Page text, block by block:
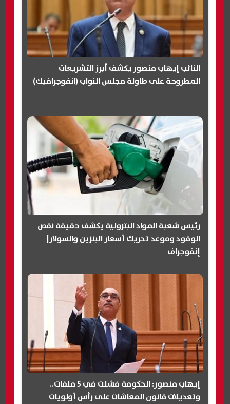
النائب إيهاب منصور يكشف أبرز التشريعات
المطروحة على طاولة مجلس النواب (انفوجرافيك)
رئيس شعبة المواد البترولية يكشف حقيقة نقص
الوقود وموعد تحريك أسعار البنزين والسولار|
إنفوجراف
إيهاب منصور: الحكومة فشلت في 5 ملفات..
وتعديلات قانون المعاشات على رأس أولويات